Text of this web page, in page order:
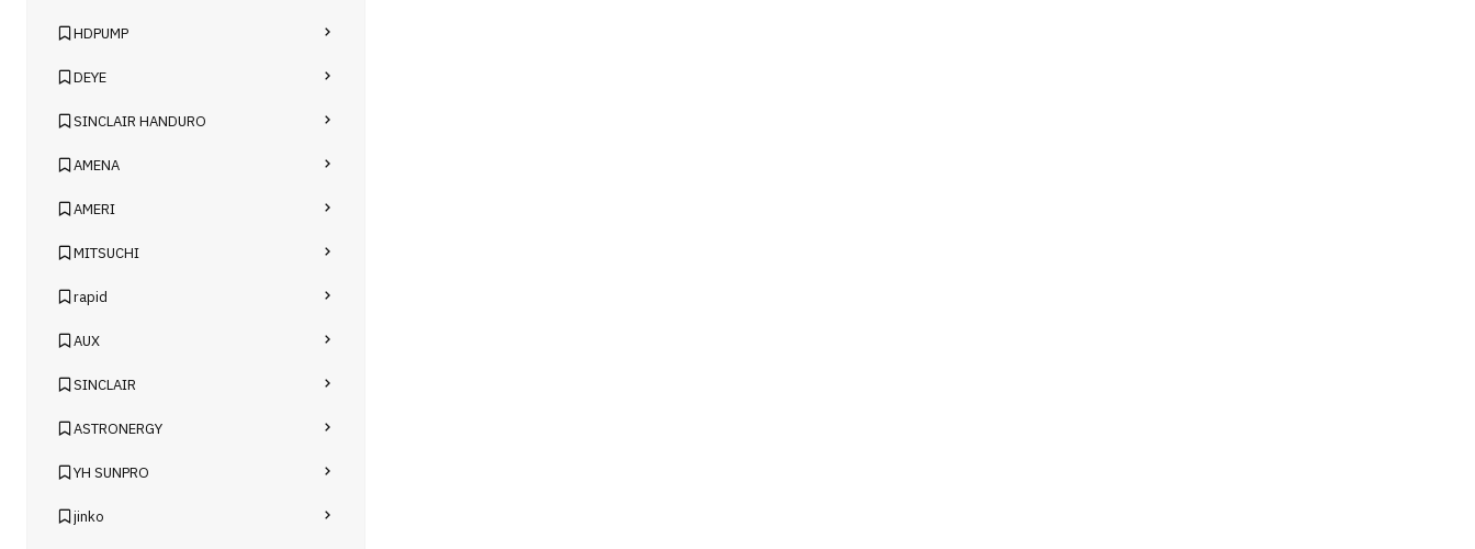
HDPUMP
DEYE
SINCLAIR HANDURO
AMENA
AMERI
MITSUCHI
rapid
AUX
SINCLAIR
ASTRONERGY
YH SUNPRO
jinko